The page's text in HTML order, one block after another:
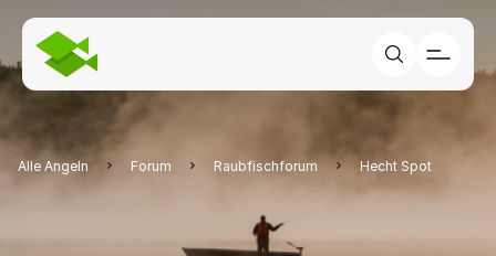
Alle Angeln Forum Raubfischforum Hecht Spot